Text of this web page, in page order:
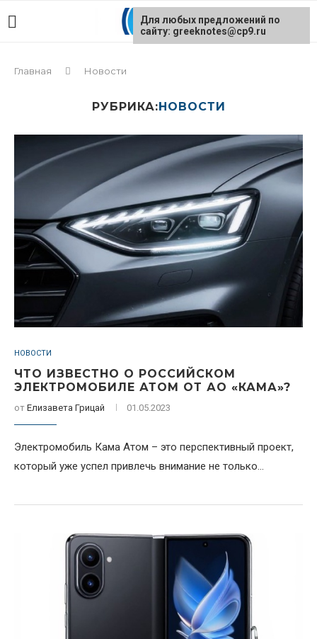
Главная Новости
РУБРИКА:НОВОСТИ
НОВОСТИ
ЧТО ИЗВЕСТНО О РОССИЙСКОМ
ЭЛЕКТРОМОБИЛЕ АТОМ ОТ АО «КАМА»?
от Елизавета Грицай 01.05.2023
Электромобиль Кама Aтом – это перспективный проект,
который уже успел привлечь внимание не только...
Для любых предложений по
сайту: greeknotes@cp9.ru